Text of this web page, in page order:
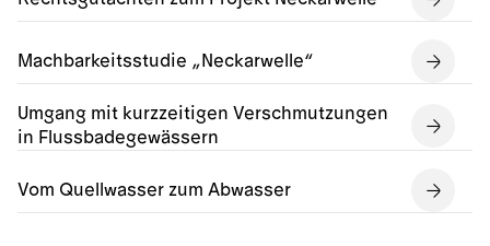
Machbarkeitsstudie „Neckarwelle“
Umgang mit kurzzeitigen Verschmutzungen
in Flussbadegewässern
Vom Quellwasser zum Abwasser